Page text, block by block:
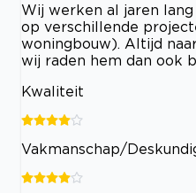
Wij werken al jaren
op verschillende
woningbouw). Altijd
wij raden hem dan ook
Kwaliteit
Vakmanschap/